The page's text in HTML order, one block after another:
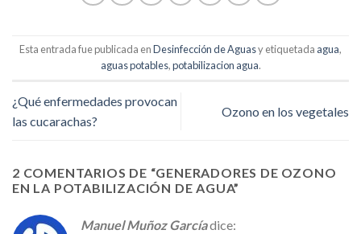
Esta entrada fue publicada enDesinfección de Aguasy etiquetada agua,
aguas potables,potabilizacion agua.
¿Qué enfermedades provocan
las cucarachas?
Ozono en los vegetales
2 COMENTARIOS DE “GENERADORES DE OZONO
EN LA POTABILIZACIÓN DE AGUA”
Manuel Muñoz Garcíadice: